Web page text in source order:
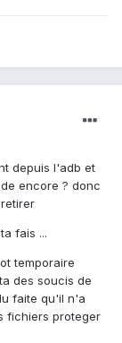
depuis l'adb et
encore ? donc
fais ...
temporaire
des soucis de
faite qu'il n'a
fichiers proteger